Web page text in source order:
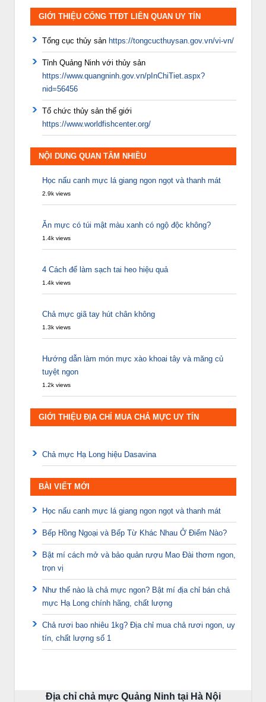
GIỚI THIỆU CỔNG TTĐT LIÊN QUAN UY TÍN
Tổng cục thủy sản https://tongcucthuysan.gov.vn/vi-vn/
Tỉnh Quảng Ninh với thủy sản
https://www.quangninh.gov.vn/pInChiTiet.aspx?
nid=56456
Tổ chức thủy sản thế giới
https://www.worldfishcenter.org/
NỘI DUNG QUAN TÂM NHIỀU
Học nấu canh mực lá giang ngon ngọt và thanh mát
2.9k views
Ăn mực có túi mật màu xanh có ngộ độc không?
1.4k views
4 Cách để làm sạch tai heo hiệu quả
1.4k views
Chả mực giã tay hút chân không
1.3k views
Hướng dẫn làm món mực xào khoai tây và măng củ
tuyệt ngon
1.2k views
GIỚI THIỆU ĐỊA CHỈ MUA CHẢ MỰC UY TÍN
Chả mực Hạ Long hiệu Dasavina
BÀI VIẾT MỚI
Học nấu canh mực lá giang ngon ngọt và thanh mát
Bếp Hồng Ngoại và Bếp Từ Khác Nhau Ở Điểm Nào?
Bật mí cách mở và bảo quản rượu Mao Đài thơm ngon,
trọn vị
Như thế nào là chả mực ngon? Bật mí địa chỉ bán chả
mực Hạ Long chính hãng, chất lượng
Chả rươi bao nhiêu 1kg? Địa chỉ mua chả rươi ngon, uy
tín, chất lượng số 1
Địa chỉ chả mực Quảng Ninh tại Hà Nội